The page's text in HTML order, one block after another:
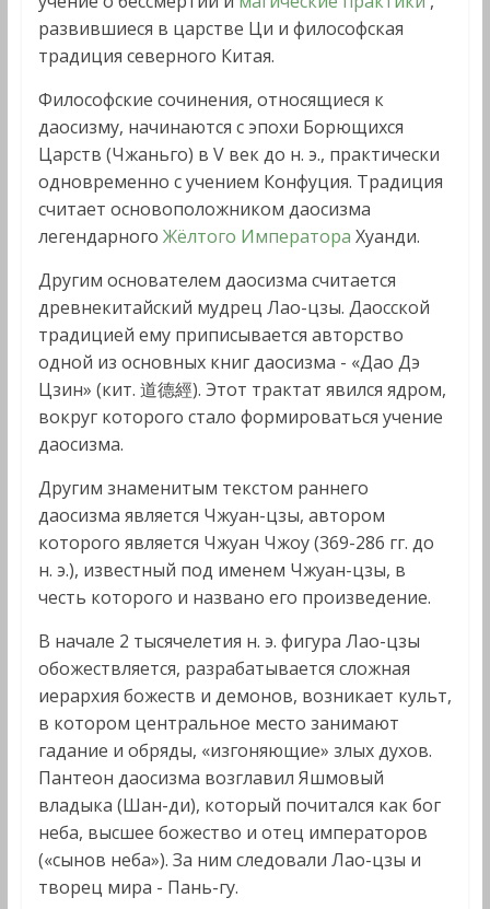
развившиеся в царстве Ци и философская
традиция северного Китая.
Философские сочинения, относящиеся к
даосизму, начинаются с эпохи Борющихся
Царств (Чжаньго) в V век до н. э., практически
одновременно с учением Конфуция. Традиция
считает основоположником даосизма
легендарного Жёлтого Императора Хуанди.
Другим основателем даосизма считается
древнекитайский мудрец Лао-цзы. Даосской
традицией ему приписывается авторство
одной из основных книг даосизма - «Дао Дэ
Цзин» (кит. 道德經). Этот трактат явился ядром,
вокруг которого стало формироваться учение
даосизма.
Другим знаменитым текстом раннего
даосизма является Чжуан-цзы, автором
которого является Чжуан Чжоу (369-286 гг. до
н. э.), известный под именем Чжуан-цзы, в
честь которого и названо его произведение.
В начале 2 тысячелетия н. э. фигура Лао-цзы
обожествляется, разрабатывается сложная
иерархия божеств и демонов, возникает культ,
в котором центральное место занимают
гадание и обряды, «изгоняющие» злых духов.
Пантеон даосизма возглавил Яшмовый
владыка (Шан-ди), который почитался как бог
неба, высшее божество и отец императоров
(«сынов неба»). За ним следовали Лао-цзы и
творец мира - Пань-гу.